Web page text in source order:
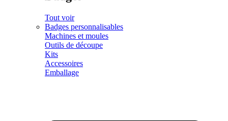
Tout voir
Badges personnalisables
Machines et moules
Outils de découpe
Kits
Accessoires
Emballage